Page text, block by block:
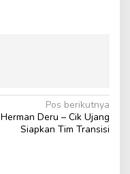
Pos berikutnya
Herman Deru – Cik Ujang
Siapkan Tim Transisi